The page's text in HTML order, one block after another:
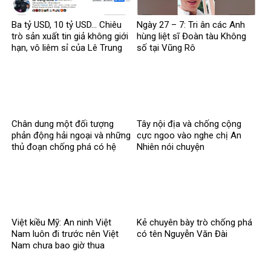
Ba tỷ USD, 10 tỷ USD… Chiêu
trò sản xuất tin giả không giới
hạn, vô liêm sỉ của Lê Trung
Ngày 27 – 7: Tri ân các Anh
hùng liệt sĩ Đoàn tàu Không
số tại Vũng Rô
Chân dung một đối tượng
phản động hải ngoại và những
thủ đoạn chống phá có hệ
Tây nội địa và chống cộng
cực ngoo vào nghe chị An
Nhiên nói chuyện
Việt kiều Mỹ: An ninh Việt
Nam luôn đi trước nên Việt
Nam chưa bao giờ thua
Kẻ chuyên bày trò chống phá
có tên Nguyễn Văn Đài